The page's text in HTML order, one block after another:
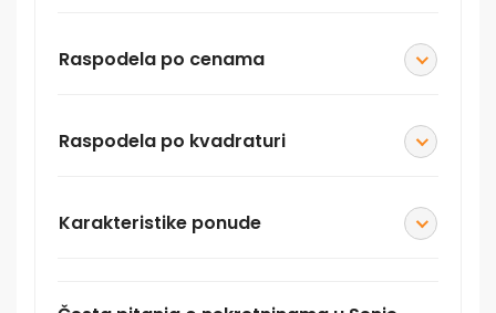
Raspodela po cenama
Raspodela po kvadraturi
Karakteristike ponude